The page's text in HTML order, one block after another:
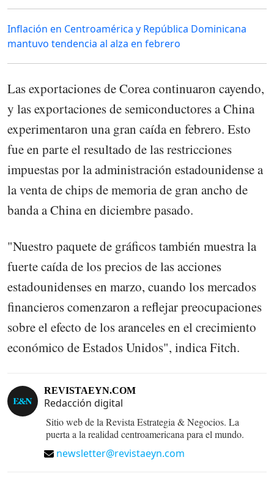
Inflación en Centroamérica y República Dominicana
mantuvo tendencia al alza en febrero
Las exportaciones de Corea continuaron cayendo,
y las exportaciones de semiconductores a China
experimentaron una gran caída en febrero. Esto
fue en parte el resultado de las restricciones
impuestas por la administración estadounidense a
la venta de chips de memoria de gran ancho de
banda a China en diciembre pasado.
"Nuestro paquete de gráficos también muestra la
fuerte caída de los precios de las acciones
estadounidenses en marzo, cuando los mercados
financieros comenzaron a reflejar preocupaciones
sobre el efecto de los aranceles en el crecimiento
económico de Estados Unidos", indica Fitch.
REVISTAEYN.COM
Redacción digital
Sitio web de la Revista Estrategia & Negocios. La
puerta a la realidad centroamericana para el mundo.
newsletter@revistaeyn.com